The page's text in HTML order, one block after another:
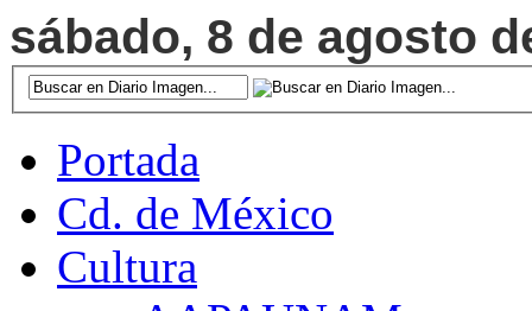
sábado, 8 de agosto
Portada
Cd. de México
Cultura